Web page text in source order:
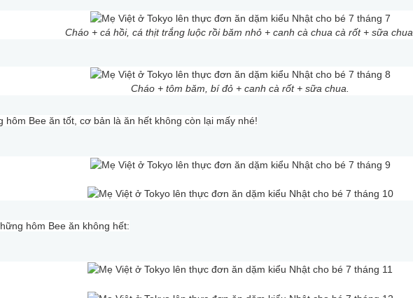
Cháo + cá hồi, cá thịt trắng luộc rồi băm nhỏ + canh cà chua cà rốt + sữa chua.
Cháo + tôm băm, bí đỏ + canh cà rốt + sữa chua.
hôm Bee ăn tốt, cơ bản là ăn hết không còn lại mấy nhé!
hôm Bee ăn không hết: